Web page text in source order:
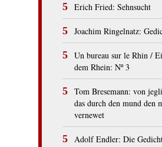
Erich Fried: Sehnsucht
Joachim Ringelnatz:
Un bureau sur le Rhin /
dem Rhein: Nº 3
Tom Bresemann: von
das durch den mund den
vernewet
Adolf Endler: Die